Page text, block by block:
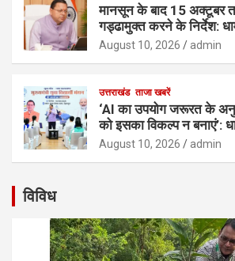
मानसून के बाद 15 अक्टूबर
गड्ढामुक्त करने के निर्देश:
August 10, 2026 admin
उत्तराखंड ताजा खबरें
‘AI का उपयोग जरूरत के
को इसका विकल्प न बनाएं’:
August 10, 2026 admin
विविध